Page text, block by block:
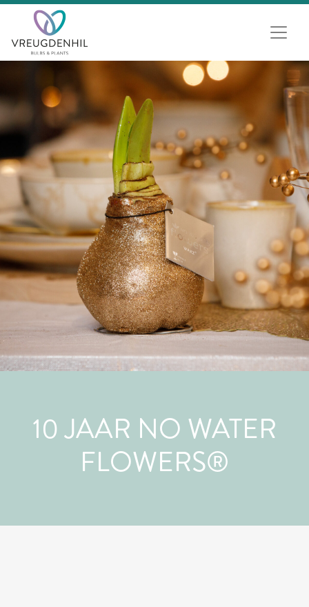
10 JAAR NO WATER
FLOWERS®